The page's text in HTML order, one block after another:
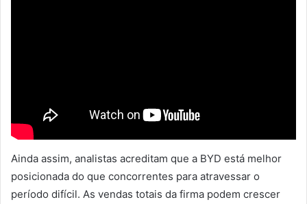
Ainda assim, analistas acreditam que a BYD está melhor
posicionada do que concorrentes para atravessar o
período difícil. As vendas totais da firma podem crescer